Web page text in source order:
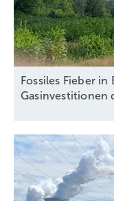
Fossiles Fieber
Gasinvestitionen